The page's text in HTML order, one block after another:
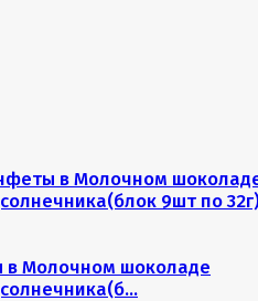
Молочном шоколаде